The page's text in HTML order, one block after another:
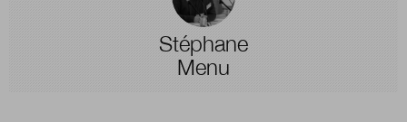
Stéphane
Menu